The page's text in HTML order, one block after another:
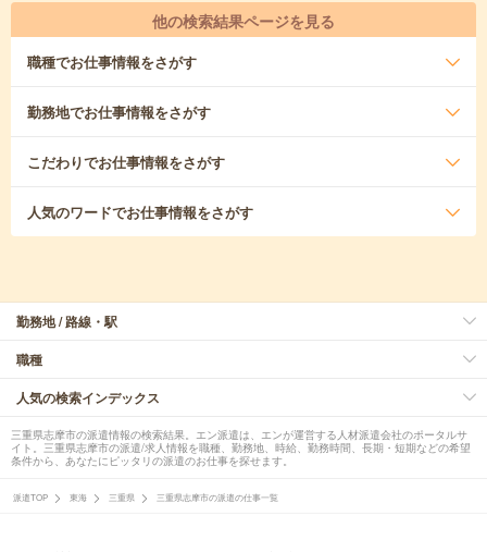
他の検索結果ページを見る
職種でお仕事情報をさがす
勤務地でお仕事情報をさがす
こだわりでお仕事情報をさがす
人気のワードでお仕事情報をさがす
勤務地 / 路線・駅
職種
人気の検索インデックス
三重県志摩市の派遣情報の検索結果。エン派遣は、エンが運営する人材派遣会社のポータルサ
イト。三重県志摩市の派遣/求人情報を職種、勤務地、時給、勤務時間、長期・短期などの希望
条件から、あなたにピッタリの派遣のお仕事を探せます。
派遣TOP 東海 三重県 三重県志摩市の派遣の仕事一覧